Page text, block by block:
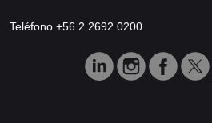
Teléfono +56 2 2692 0200